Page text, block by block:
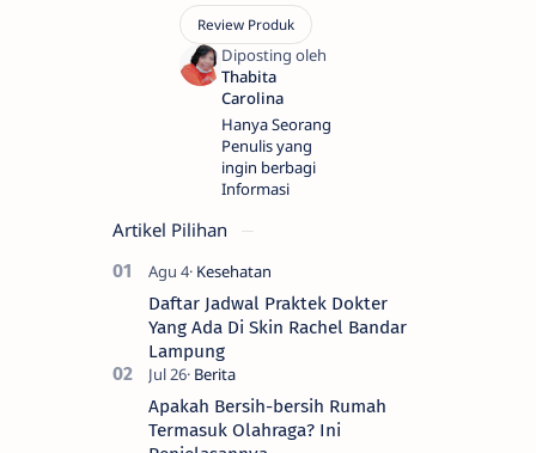
Hanya Seorang
Penulis yang
ingin berbagi
Informasi
Artikel Pilihan
Daftar Jadwal Praktek Dokter
Yang Ada Di Skin Rachel Bandar
Lampung
Apakah Bersih-bersih Rumah
Termasuk Olahraga? Ini